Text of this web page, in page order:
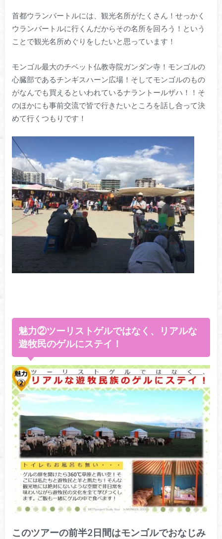
首都ウランバートルには、観光名所がたくさん！せっかく
ウランバートルに行くんだからその名所を回ろう！という
ことで観光名所めぐりをしたいと思っています！
モンゴル最大のチベット仏教寺院ガンダン寺！モンゴルの
心臓部であるチンギスハーン広場！そしてモンゴルのもの
がなんでも買えるといわれているナラントールザハ！！そ
のほかにも事前交流で皆で行きたいところを話し合って決
めて行くつもりです！
魅力②ツーリストゲルではなく、リアルな
遊牧民のゲルにステイ！
このツアーの前半2日間はモンゴルでおなじみ